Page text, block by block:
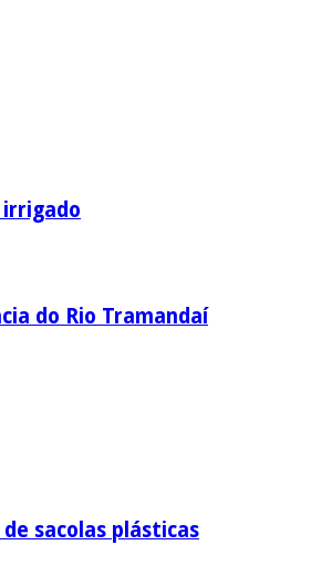
irrigado
do Rio Tramandaí
sacolas plásticas